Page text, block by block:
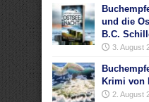
und die
B.C.
3. August
Krimi von
2. August